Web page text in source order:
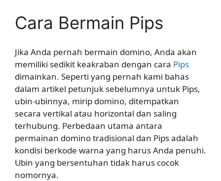
Cara Bermain Pips
Jika Anda pernah bermain domino, Anda akan
memiliki sedikit keakraban dengan cara Pips
dimainkan. Seperti yang pernah kami bahas
dalam artikel petunjuk sebelumnya untuk Pips,
ubin-ubinnya, mirip domino, ditempatkan
secara vertikal atau horizontal dan saling
terhubung. Perbedaan utama antara
permainan domino tradisional dan Pips adalah
kondisi berkode warna yang harus Anda penuhi.
Ubin yang bersentuhan tidak harus cocok
nomornya.